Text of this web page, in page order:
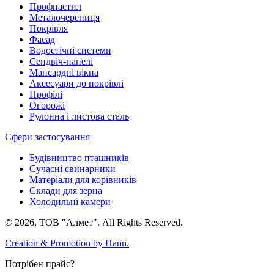
Профнастил
Металочерепиця
Покрівля
Фасад
Водостічні системи
Сендвіч-панелі
Мансардні вікна
Аксесуари до покрівлі
Профілі
Огорожі
Рулонна і листова сталь
Сфери застосування
Будівництво пташників
Сучасні свинарники
Матеріали для корівників
Склади для зерна
Холодильні камери
© 2026, ТОВ "Алмет". All Rights Reserved.
Creation & Promotion by Hann.
Потрібен прайс?